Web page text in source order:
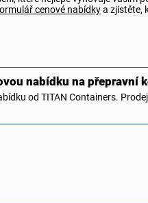
cenové nabídkya zjistěte,
nabídku na přepravní
od TITAN Containers.